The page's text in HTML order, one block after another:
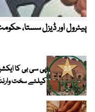
پیٹرول اور ڈیزل سستا،
پی سی بی کا
کیلئے سخت